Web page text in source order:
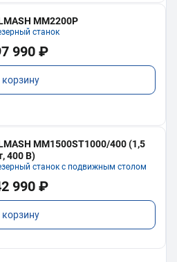
MM2200P
станок
990 ₽
корзину
MM1500ST1000/400 (1,5
400 В)
станок с подвижным столом
990 ₽
корзину